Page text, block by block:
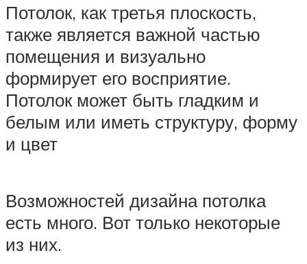
Потолок, как третья плоскость,
также является важной частью
помещения и визуально
формирует его восприятие.
Потолок может быть гладким и
белым или иметь структуру, форму
и цвет
Возможностей дизайна потолка
есть много. Вот только некоторые
из них.